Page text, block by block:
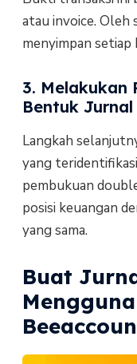
atau invoice.
menyimpan
3. Melakukan
Bentuk Jurnal
Langkah
yang
pembukuan
posisi keuangan
yang sama.
Buat